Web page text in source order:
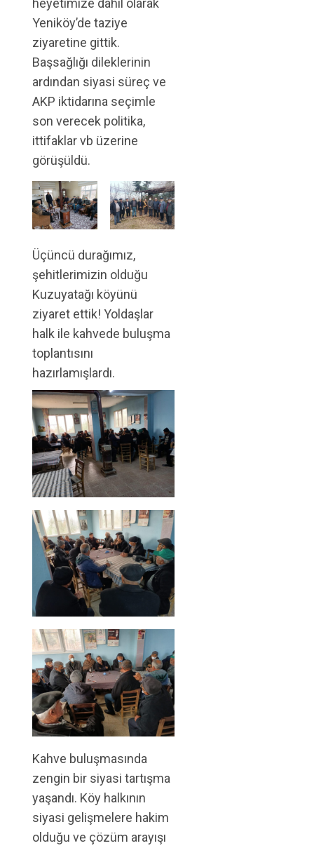
heyetimize dahil olarak
Yeniköy’de taziye
ziyaretine gittik.
Başsağlığı dileklerinin
ardından siyasi süreç ve
AKP iktidarına seçimle
son verecek politika,
ittifaklar vb üzerine
görüşüldü.
Üçüncü durağımız,
şehitlerimizin olduğu
Kuzuyatağı köyünü
ziyaret ettik! Yoldaşlar
halk ile kahvede buluşma
toplantısını
hazırlamışlardı.
Kahve buluşmasında
zengin bir siyasi tartışma
yaşandı. Köy halkının
siyasi gelişmelere hakim
olduğu ve çözüm arayışı